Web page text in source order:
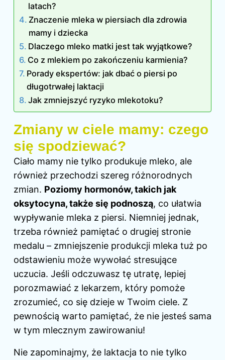
latach?
Znaczenie mleka w piersiach dla zdrowia
mamy i dziecka
Dlaczego mleko matki jest tak wyjątkowe?
Co z mlekiem po zakończeniu karmienia?
Porady ekspertów: jak dbać o piersi po
długotrwałej laktacji
Jak zmniejszyć ryzyko mlekotoku?
Zmiany w ciele mamy: czego
się spodziewać?
Ciało mamy nie tylko produkuje mleko, ale
również przechodzi szereg różnorodnych
zmian. Poziomy hormonów, takich jak
oksytocyna, także się podnoszą, co ułatwia
wypływanie mleka z piersi. Niemniej jednak,
trzeba również pamiętać o drugiej stronie
medalu – zmniejszenie produkcji mleka tuż po
odstawieniu może wywołać stresujące
uczucia. Jeśli odczuwasz tę utratę, lepiej
porozmawiać z lekarzem, który pomoże
zrozumieć, co się dzieje w Twoim ciele. Z
pewnością warto pamiętać, że nie jesteś sama
w tym mlecznym zawirowaniu!
Nie zapominajmy, że laktacja to nie tylko